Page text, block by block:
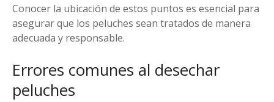
Conocer la ubicación de estos puntos es esencial para
asegurar que los peluches sean tratados de manera
adecuada y responsable.
Errores comunes al desechar
peluches